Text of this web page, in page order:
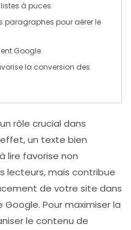
listes à puces.
paragraphes pour aérer le
Google.
la conversion des
rôle crucial dans
effet, un texte bien
lire favorise non
lecteurs, mais contribue
de votre site dans
Google. Pour maximiser la
le contenu de